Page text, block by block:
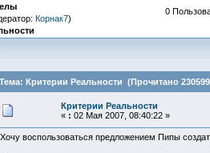
Корнак7)
0
Тема: Критерии Реальности (Прочитано 230599
Критерии Реальности
« : 02 Мая 2007, 08:40:22 »
Хочу воспользоваться предложением Пипы